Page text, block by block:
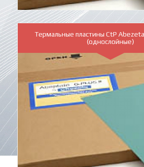
Термальные пластины CtP
(однослойные)